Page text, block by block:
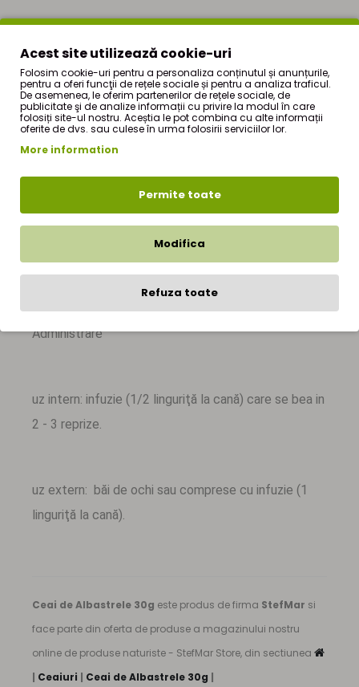
conjunctivite,
iritaţii şi inroşiri ale pleoapelor (in uz extern).
diaree benignă.
Administrare
uz intern: infuzie (1/2 linguriţă la cană) care se bea in
2 - 3 reprize.
uz extern: băi de ochi sau comprese cu infuzie (1
linguriţă la cană).
Ceai de Albastrele 30g este produs de firma StefMar si
face parte din oferta de produse a magazinului nostru
online de produse naturiste - StefMar Store, din sectiunea
| Ceaiuri | Ceai de Albastrele 30g |
Acest site utilizează cookie-uri
Folosim cookie-uri pentru a personaliza conținutul și anunțurile,
pentru a oferi funcţii de rețele sociale și pentru a analiza traficul.
De asemenea, le oferim partenerilor de rețele sociale, de
publicitate şi de analize informații cu privire la modul în care
folosiți site-ul nostru. Aceștia le pot combina cu alte informații
oferite de dvs. sau culese în urma folosirii serviciilor lor.
More information
Permite toate
Modifica
Refuza toate